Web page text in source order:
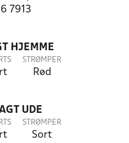
7913
HJEMME
STRØMPER
Rød
UDE
STRØMPER
Sort